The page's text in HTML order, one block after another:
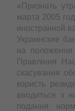
«Признать
марта 2005
иностранной
Украинские
на
Правління
скасування
користь
вводиться з
подання